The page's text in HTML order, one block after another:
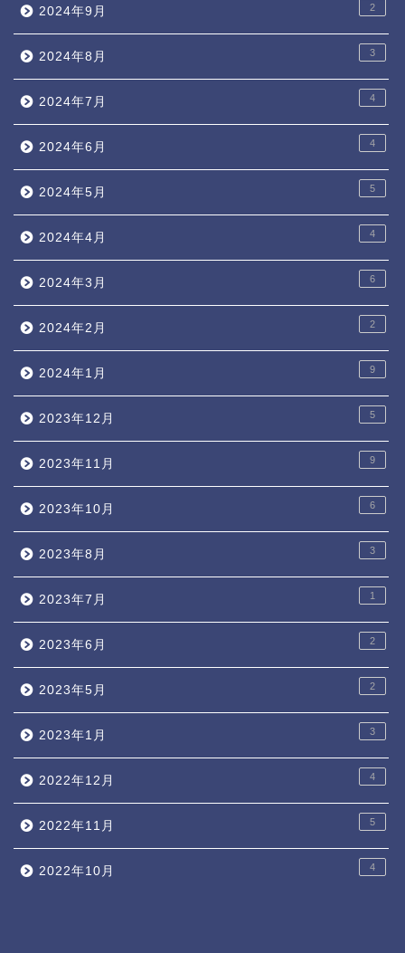
2024年9月 2
2024年8月 3
2024年7月 4
2024年6月 4
2024年5月 5
2024年4月 4
2024年3月 6
2024年2月 2
2024年1月 9
2023年12月 5
2023年11月 9
2023年10月 6
2023年8月 3
2023年7月 1
2023年6月 2
2023年5月 2
2023年1月 3
2022年12月 4
2022年11月 5
2022年10月 4